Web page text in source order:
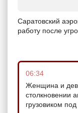
Саратовский
работу после
06:34
Женщина и
столкновении
грузовиком